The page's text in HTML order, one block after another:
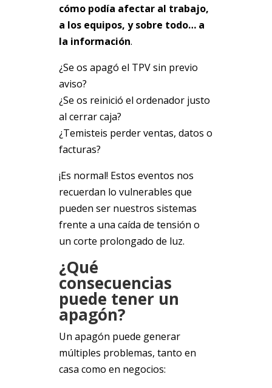
cómo podía afectar al trabajo,
a los equipos, y sobre todo… a
la información.
¿Se os apagó el TPV sin previo
aviso?
¿Se os reinició el ordenador justo
al cerrar caja?
¿Temisteis perder ventas, datos o
facturas?
¡Es normal! Estos eventos nos
recuerdan lo vulnerables que
pueden ser nuestros sistemas
frente a una caída de tensión o
un corte prolongado de luz.
¿Qué
consecuencias
puede tener un
apagón?
Un apagón puede generar
múltiples problemas, tanto en
casa como en negocios: